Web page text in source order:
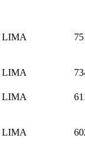
LIMA
LIMA
LIMA
LIMA